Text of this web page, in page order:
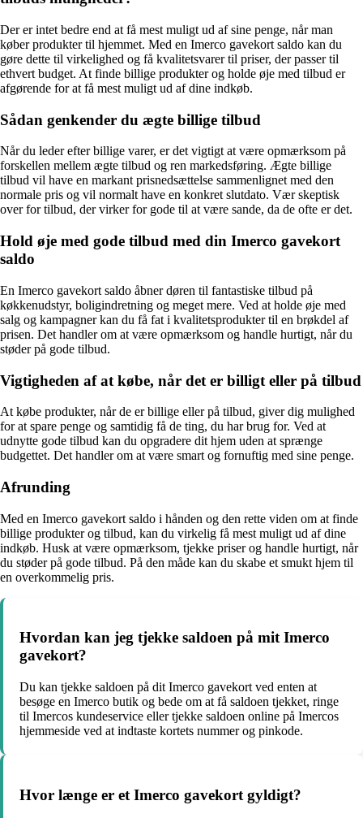
Der er intet bedre end at få mest muligt ud af sine penge, når man
køber produkter til hjemmet. Med en Imerco gavekort saldo kan du
gøre dette til virkelighed og få kvalitetsvarer til priser, der passer til
ethvert budget. At finde billige produkter og holde øje med tilbud er
afgørende for at få mest muligt ud af dine indkøb.
Sådan genkender du ægte billige tilbud
Når du leder efter billige varer, er det vigtigt at være opmærksom på
forskellen mellem ægte tilbud og ren markedsføring. Ægte billige
tilbud vil have en markant prisnedsættelse sammenlignet med den
normale pris og vil normalt have en konkret slutdato. Vær skeptisk
over for tilbud, der virker for gode til at være sande, da de ofte er det.
Hold øje med gode tilbud med din Imerco gavekort
saldo
En Imerco gavekort saldo åbner døren til fantastiske tilbud på
køkkenudstyr, boligindretning og meget mere. Ved at holde øje med
salg og kampagner kan du få fat i kvalitetsprodukter til en brøkdel af
prisen. Det handler om at være opmærksom og handle hurtigt, når du
støder på gode tilbud.
Vigtigheden af at købe, når det er billigt eller på tilbud
At købe produkter, når de er billige eller på tilbud, giver dig mulighed
for at spare penge og samtidig få de ting, du har brug for. Ved at
udnytte gode tilbud kan du opgradere dit hjem uden at sprænge
budgettet. Det handler om at være smart og fornuftig med sine penge.
Afrunding
Med en Imerco gavekort saldo i hånden og den rette viden om at finde
billige produkter og tilbud, kan du virkelig få mest muligt ud af dine
indkøb. Husk at være opmærksom, tjekke priser og handle hurtigt, når
du støder på gode tilbud. På den måde kan du skabe et smukt hjem til
en overkommelig pris.
Hvordan kan jeg tjekke saldoen på mit Imerco
gavekort?
Du kan tjekke saldoen på dit Imerco gavekort ved enten at
besøge en Imerco butik og bede om at få saldoen tjekket, ringe
til Imercos kundeservice eller tjekke saldoen online på Imercos
hjemmeside ved at indtaste kortets nummer og pinkode.
Hvor længe er et Imerco gavekort gyldigt?